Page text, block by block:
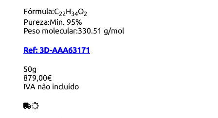
Fórmula:C22H34O2
Pureza:Min. 95%
Peso molecular:330.51 g/mol
Ref: 3D-AAA63171
50g
879,00€
IVA não incluído